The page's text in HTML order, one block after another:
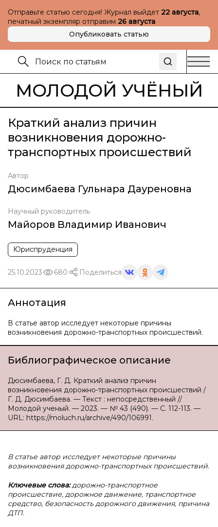
Отправьте статью сегодня! Журнал выйдет 22 августа,
печатный экземпляр отправим 26 августа
Опубликовать статью
МОЛОДОЙ УЧЁНЫЙ
Краткий анализ причин
возникновения дорожно-
транспортных происшествий
Автор
Дюсимбаева Гульнара Дауреновна
Научный руководитель
Майоров Владимир Иванович
Юриспруденция
25.10.2023 680 Поделиться
Аннотация
В статье автор исследует некоторые причины
возникновения дорожно-транспортных происшествий.
Библиографическое описание
Дюсимбаева, Г. Д. Краткий анализ причин
возникновения дорожно-транспортных происшествий /
Г. Д. Дюсимбаева. — Текст : непосредственный //
Молодой ученый. — 2023. — № 43 (490). — С. 112-113. —
URL: https://moluch.ru/archive/490/106991.
В статье автор исследует некоторые причины
возникновения дорожно-транспортных происшествий.
Ключевые слова:дорожно-транспортное
происшествие, дорожное движение, транспортное
средство, безопасность дорожного движения, причина
ДТП.